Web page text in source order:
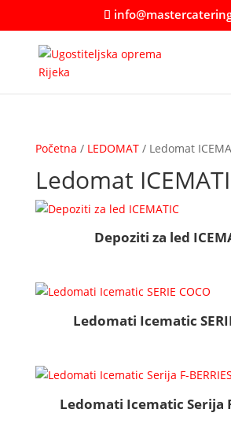
Početna / LEDOMAT/ Ledomat
Ledomat
Depoziti za led
Ledomati Icematic
Ledomati Icematic Serija